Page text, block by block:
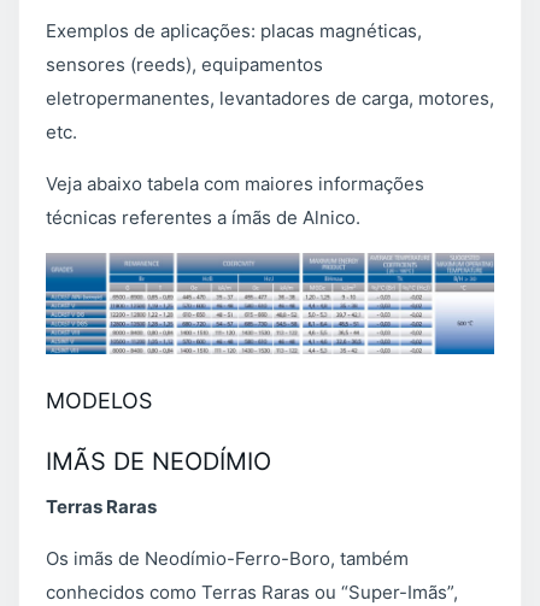
Exemplos de aplicações: placas magnéticas,
sensores (reeds), equipamentos
eletropermanentes, levantadores de carga, motores,
etc.
Veja abaixo tabela com maiores informações
técnicas referentes a ímãs de Alnico.
MODELOS
IMÃS DE NEODÍMIO
Terras Raras
Os imãs de Neodímio-Ferro-Boro, também
conhecidos como Terras Raras ou “Super-Imãs”,